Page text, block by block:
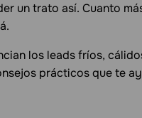
un trato así. Cuanto
los leads fríos,
prácticos que te